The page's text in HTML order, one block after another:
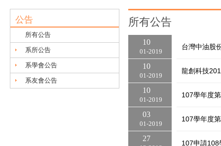
公告
所有公告
系所公告
系學會公告
系友會公告
所有公告
01 2019
10
台灣中油股
01 2019
10
龍創科技
01 2019
10
107學年度
01 2019
03
107學年度
27
107申請108